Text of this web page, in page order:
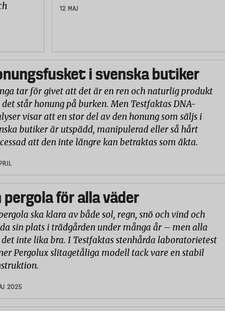
12 MAJ
i svenska butiker
tar för givet att det är en ren och naturlig produkt
står honung på burken. Men Testfaktas DNA-
visar att en stor del av den honung som säljs i
butiker är utspädd, manipulerad eller så hårt
att den inte längre kan betraktas som äkta.
pergola för alla väder
ska klara av både sol, regn, snö och vind och
sin plats i trädgården under många år – men alla
inte lika bra. I Testfaktas stenhårda laboratorietest
Pergolux slitagetåliga modell tack vare en stabil
2025